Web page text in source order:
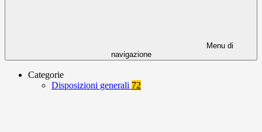
Menu di
navigazione
Categorie
Disposizioni generali 72